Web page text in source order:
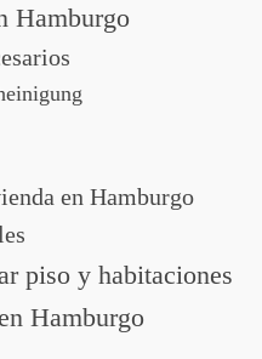
Hamburgo
en Hamburgo
piso y habitaciones
Hamburgo